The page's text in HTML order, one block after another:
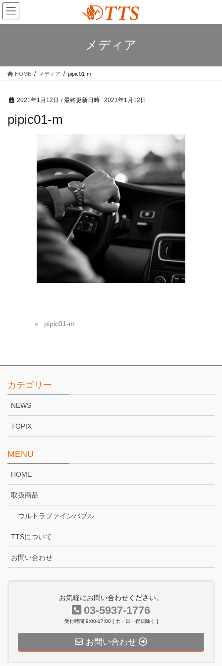
コ
ン
テ
ス
ナ
ビ
ゲ
ン
メディア
HOME メディア pipic01-m
2021年1月12日 / 最終更新日時 : 2021年1月12日
pipic01-m
pipic01-m
カテゴリー
NEWS
TOPIX
MENU
HOME
取扱商品
ウルトラファインバブル
TTSについて
お問い合わせ
お気軽にお問い合わせください。
03-5937-1776
受付時間 9:00-17:00 [ 土・日・祝日除く ]
お問い合わせ